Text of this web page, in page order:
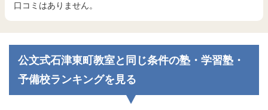
口コミはありません。
公文式石津東町教室と同じ条件の塾・学習塾・
予備校ランキングを見る